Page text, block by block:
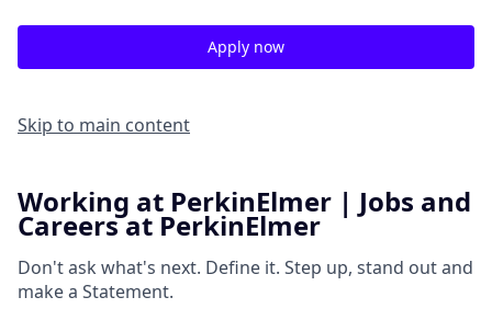
Apply now
Skip to main content
Working at PerkinElmer | Jobs and
Careers at PerkinElmer
Don't ask what's next. Define it. Step up, stand out and
make a Statement.